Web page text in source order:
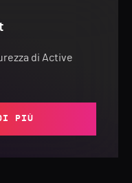
di Active
PIÙ